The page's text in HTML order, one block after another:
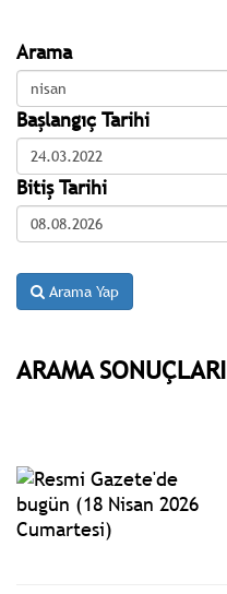
Arama
Başlangıç Tarihi
Bitiş Tarihi
Arama Yap
ARAMA SONUÇLARI